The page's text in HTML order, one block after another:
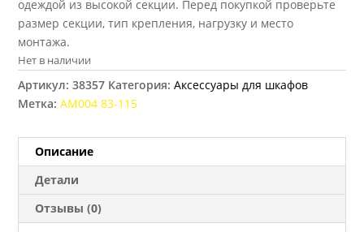
одеждой из высокой секции. Перед покупкой проверьте
размер секции, тип крепления, нагрузку и место
монтажа.
Нет в наличии
Артикул:38357 Категория:Аксессуары для шкафов
Метка:AM004 83-115
Описание
Детали
Отзывы (0)